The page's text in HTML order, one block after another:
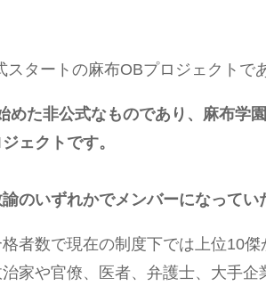
タートの麻布OBプロジェクトで
めた非公式なものであり、麻布学
ェクトです。
のいずれかでメンバーになってい
者数で現在の制度下では上位10
家や官僚、医者、弁護士、大手